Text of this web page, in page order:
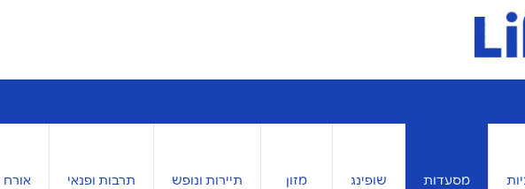
מסעדות שופינג מזון תיירות ונופש תרבות ופנאי אורח